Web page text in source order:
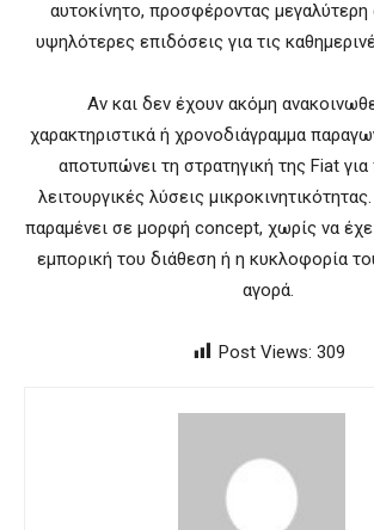
αυτοκίνητο, προσφέροντας μεγαλύτερη
υψηλότερες επιδόσεις για τις
Αν και δεν έχουν ακόμη
χαρακτηριστικά ή χρονοδιάγραμμα
αποτυπώνει τη στρατηγική της Fiat για
λειτουργικές λύσεις
παραμένει σε μορφή concept, χωρίς να
εμπορική του διάθεση ή η κυκλοφορία
αγορά.
Post Views: 309